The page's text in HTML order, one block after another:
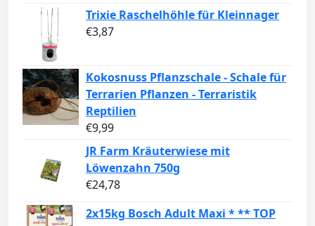
Trixie Raschelhöhle für Kleinnager
€3,87
Kokosnuss Pflanzschale - Schale für
Terrarien Pflanzen - Terraristik
Reptilien
€9,99
JR Farm Kräuterwiese mit
Löwenzahn 750g
€24,78
2x15kg Bosch Adult Maxi * ** TOP